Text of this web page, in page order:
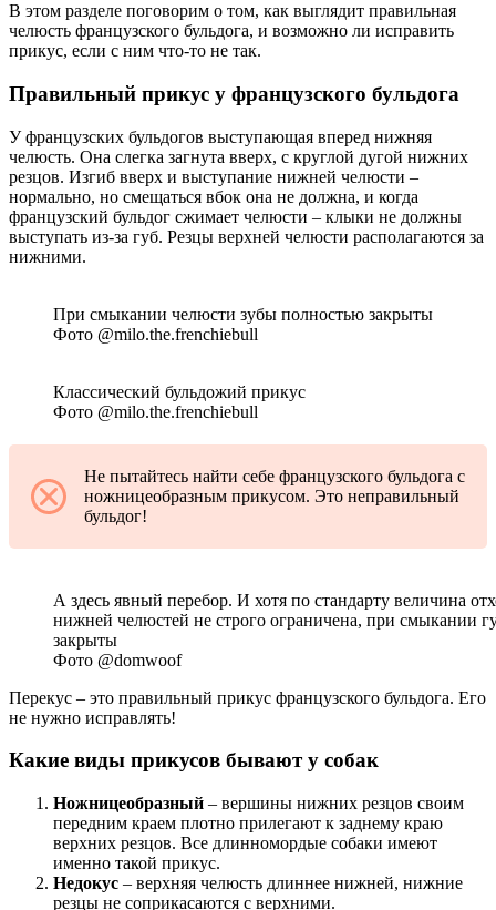
В этом разделе поговорим о том, как выглядит правильная
челюсть французского бульдога, и возможно ли исправить
прикус, если с ним что-то не так.
Правильный прикус у французского бульдога
У французских бульдогов выступающая вперед нижняя
челюсть. Она слегка загнута вверх, с круглой дугой нижних
резцов. Изгиб вверх и выступание нижней челюсти ‒
нормально, но смещаться вбок она не должна, и когда
французский бульдог сжимает челюсти ‒ клыки не должны
выступать из-за губ. Резцы верхней челюсти располагаются за
нижними.
При смыкании челюсти зубы полностью закрыты
Фото @milo.the.frenchiebull
Классический бульдожий прикус
Фото @milo.the.frenchiebull
Не пытайтесь найти себе французского бульдога с
ножницеобразным прикусом. Это неправильный
бульдог!
А здесь явный перебор. И хотя по стандарту величина
нижней челюстей не строго ограничена, при смыкании
закрыты
Фото @domwoof
Перекус – это правильный прикус французского бульдога. Его
не нужно исправлять!
Какие виды прикусов бывают у собак
Ножницеобразный – вершины нижних резцов своим
передним краем плотно прилегают к заднему краю
верхних резцов. Все длинномордые собаки имеют
именно такой прикус.
Недокус – верхняя челюсть длиннее нижней, нижние
резцы не соприкасаются с верхними.